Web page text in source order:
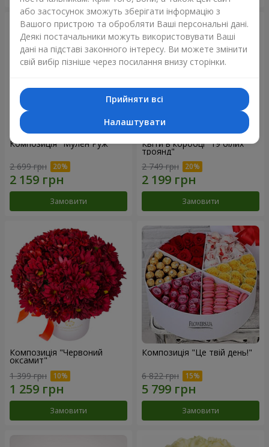
Композиція "Мулен Руж"
2 699 грн
Замовити
Квіти в коробці "19 білих
троянд"
2 749 грн
Замовити
Композиція "Червоний
оксамит"
1 399 грн
Замовити
Композиція "Це твій день!"
6 822 грн
Замовити
або застосунок зможуть зберігати інформацію з
Вашого пристрою та обробляти Ваші персональні дані.
Деякі постачальники можуть використовувати Ваші
дані на підставі законного інтересу. Ви можете змінити
свій вибір пізніше через посилання внизу сторінки.
Прийняти всі
Налаштувати